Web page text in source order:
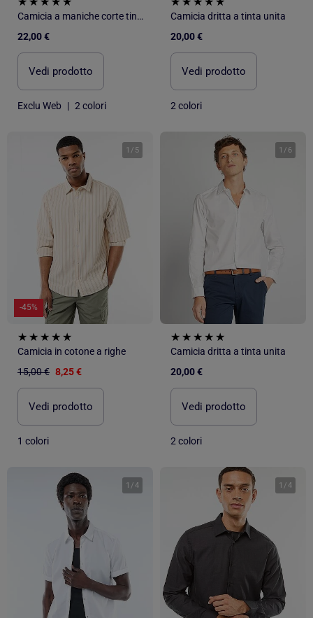
Camicia a maniche corte tinta unita in misto lino - collezione facile da indossare
22,00 €
Vedi prodotto
Exclu Web | 2 colori
Camicia dritta a tinta unita
20,00 €
Vedi prodotto
2 colori
1 / 5
-45%
Camicia in cotone a righe
15,00 € 8,25 €
Vedi prodotto
1 colori
1 / 6
Camicia dritta a tinta unita
20,00 €
Vedi prodotto
2 colori
1 /4 1 /4